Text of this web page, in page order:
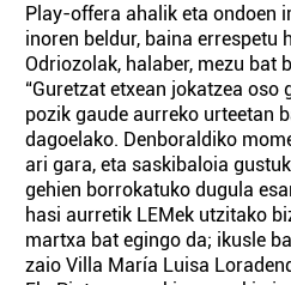
Play-offera ahalik eta ondoen
inoren beldur, baina errespetu
Odriozolak, halaber, mezu bat
“Guretzat etxean jokatzea oso
pozik gaude aurreko urteetan
dagoelako. Denboraldiko
ari gara, eta saskibaloia
gehien borrokatuko dugula
hasi aurretik LEMek utzitako
martxa bat egingo da; ikusle
zaio Villa María Luisa